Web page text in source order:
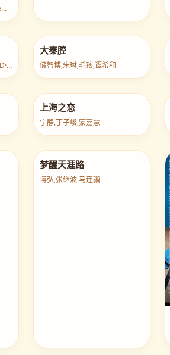
露茜·彭奇,塞缪尔·安德森,罗森达·桑德尔
帕金·库姆维拉苏克,奥兰娜特·D·卡芭蕾斯
大秦腔
储智博,朱琳,毛孩,谭希和
上海之恋
宁静,丁子峻,蒙嘉慧